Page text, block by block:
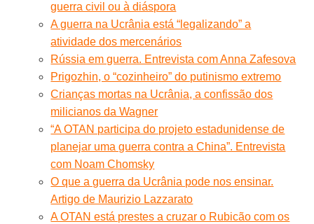
guerra civil ou à diáspora
A guerra na Ucrânia está “legalizando” a
atividade dos mercenários
Rússia em guerra. Entrevista com Anna Zafesova
Prigozhin, o “cozinheiro” do putinismo extremo
Crianças mortas na Ucrânia, a confissão dos
milicianos da Wagner
“A OTAN participa do projeto estadunidense de
planejar uma guerra contra a China”. Entrevista
com Noam Chomsky
O que a guerra da Ucrânia pode nos ensinar.
Artigo de Maurizio Lazzarato
A OTAN está prestes a cruzar o Rubicão com os